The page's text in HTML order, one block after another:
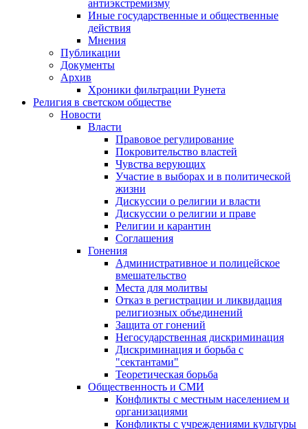
антиэкстремизму
Иные государственные и общественные
действия
Мнения
Публикации
Документы
Архив
Хроники фильтрации Рунета
Религия в светском обществе
Новости
Власти
Правовое регулирование
Покровительство властей
Чувства верующих
Участие в выборах и в политической
жизни
Дискуссии о религии и власти
Дискуссии о религии и праве
Религии и карантин
Соглашения
Гонения
Административное и полицейское
вмешательство
Места для молитвы
Отказ в регистрации и ликвидация
религиозных объединений
Защита от гонений
Негосударственная дискриминация
Дискриминация и борьба с
"сектантами"
Теоретическая борьба
Общественность и СМИ
Конфликты с местным населением и
организациями
Конфликты с учреждениями культуры